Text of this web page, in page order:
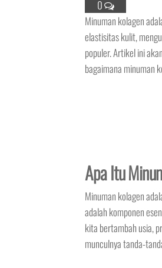
0
Minuman kolagen
elastisitas kulit,
populer. Artikel ini
bagaimana minuman
Apa Itu
Minuman kolagen
adalah komponen
kita bertambah usia,
munculnya tanda-